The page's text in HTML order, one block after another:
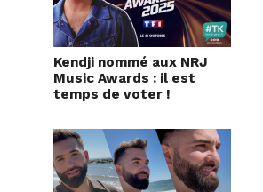
Kendji nommé aux NRJ
Music Awards : il est
temps de voter !